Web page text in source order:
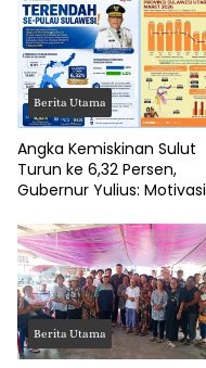
Berita Utama
Angka Kemiskinan Sulut
Turun ke 6,32 Persen,
Gubernur Yulius: Motivasi
Berita Utama